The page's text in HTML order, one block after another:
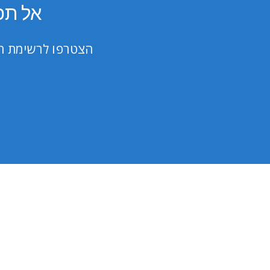
אל
הצטרפו לרשימת